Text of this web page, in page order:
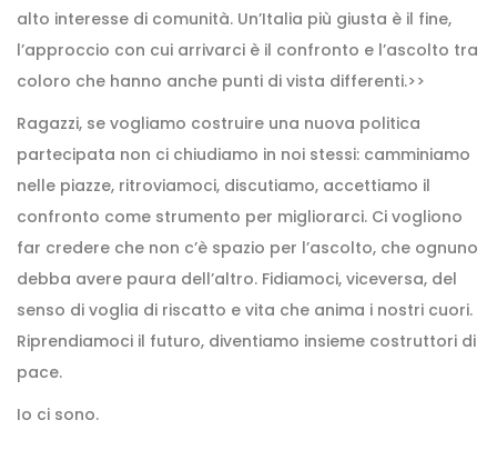
alto interesse di comunità. Un’Italia più giusta è il fine,
l’approccio con cui arrivarci è il confronto e l’ascolto tra
coloro che hanno anche punti di vista differenti.>>
Ragazzi, se vogliamo costruire una nuova politica
partecipata non ci chiudiamo in noi stessi: camminiamo
nelle piazze, ritroviamoci, discutiamo, accettiamo il
confronto come strumento per migliorarci. Ci vogliono
far credere che non c’è spazio per l’ascolto, che ognuno
debba avere paura dell’altro. Fidiamoci, viceversa, del
senso di voglia di riscatto e vita che anima i nostri cuori.
Riprendiamoci il futuro, diventiamo insieme costruttori di
pace.
Io ci sono.